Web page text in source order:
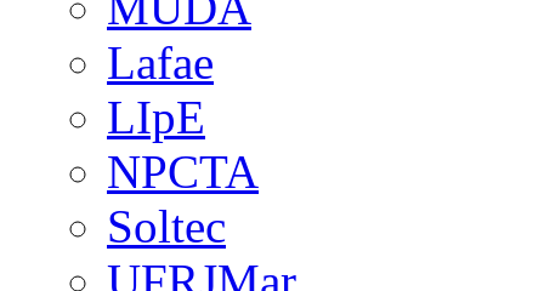
Lafae
LIpE
NPCTA
Soltec
UFRJMar